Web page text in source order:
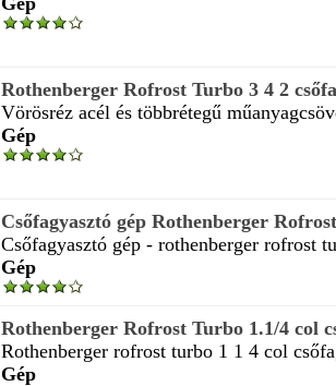
Rothenberger Rofrost Turbo 3 4 2
Vörösréz acél és többrétegű
Gép
Csőfagyasztó gép Rothenberger
Csőfagyasztó gép - rothenberger rofrost
Gép
Rothenberger Rofrost Turbo 1.1/4 col
Rothenberger rofrost turbo 1 1 4 col
Gép